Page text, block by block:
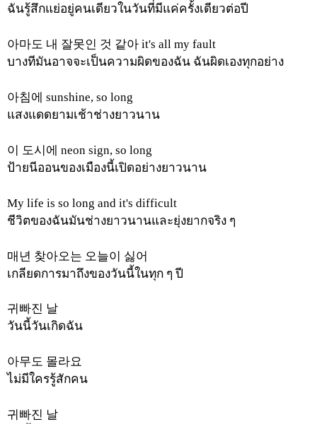
ฉันรู้สึกแย่อยู่คนเดียวในวันที่มีแค่ครั้งเดียวต่อปี
아마도 내 잘못인 것 같아 it's all my fault
บางทีมันอาจจะเป็นความผิดของฉัน ฉันผิดเองทุกอย่าง
아침에 sunshine, so long
แสงแดดยามเช้าช่างยาวนาน
이 도시에 neon sign, so long
ป้ายนีออนของเมืองนี้เปิดอย่างยาวนาน
My life is so long and it's difficult
ชีวิตของฉันมันช่างยาวนานและยุ่งยากจริง ๆ
매년 찾아오는 오늘이 싫어
เกลียดการมาถึงของวันนี้ในทุก ๆ ปี
귀빠진 날
วันนี้วันเกิดฉัน
아무도 몰라요
ไม่มีใครรู้สักคน
귀빠진 날